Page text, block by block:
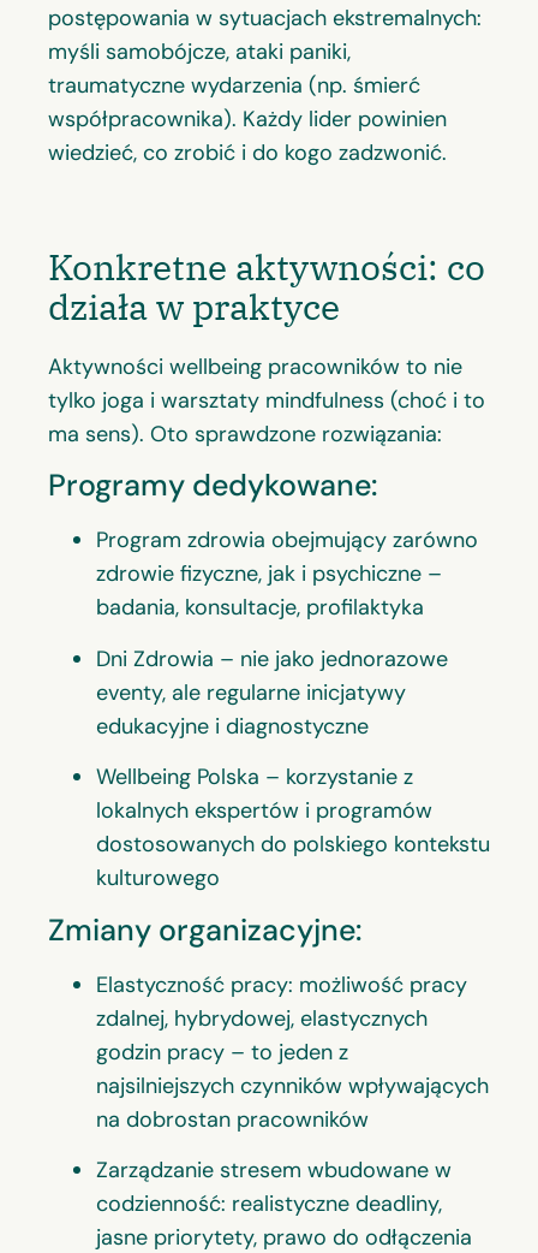
postępowania w sytuacjach ekstremalnych:
myśli samobójcze, ataki paniki,
traumatyczne wydarzenia (np. śmierć
współpracownika). Każdy lider powinien
wiedzieć, co zrobić i do kogo zadzwonić.
Konkretne aktywności: co
działa w praktyce
Aktywności wellbeing pracowników to nie
tylko joga i warsztaty mindfulness (choć i to
ma sens). Oto sprawdzone rozwiązania:
Programy dedykowane:
Program zdrowia obejmujący zarówno
zdrowie fizyczne, jak i psychiczne –
badania, konsultacje, profilaktyka
Dni Zdrowia – nie jako jednorazowe
eventy, ale regularne inicjatywy
edukacyjne i diagnostyczne
Wellbeing Polska – korzystanie z
lokalnych ekspertów i programów
dostosowanych do polskiego kontekstu
kulturowego
Zmiany organizacyjne:
Elastyczność pracy: możliwość pracy
zdalnej, hybrydowej, elastycznych
godzin pracy – to jeden z
najsilniejszych czynników wpływających
na dobrostan pracowników
Zarządzanie stresem wbudowane w
codzienność: realistyczne deadliny,
jasne priorytety, prawo do odłączenia